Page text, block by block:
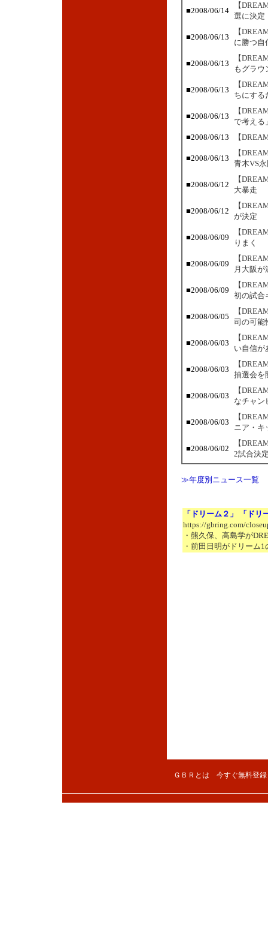
■2008/06/14
【
選に決定
■2008/06/13
【
に勝つ自
■2008/06/13
【
もグラウ
■2008/06/13
【
ちにする
■2008/06/13
【
で考える
■2008/06/13
【
■2008/06/13
【
青木VS
■2008/06/12
【
大暴走
■2008/06/12
【
が決定
■2008/06/09
【
りまく
■2008/06/09
【
月大阪が
■2008/06/09
【
初の試合
■2008/06/05
【
司の可能
■2008/06/03
【
い自信が
■2008/06/03
【
抽選会を
■2008/06/03
【
なチャン
■2008/06/03
【
ニア・キ
■2008/06/02
【
2試合決
≫年度別ニュース一覧
「ドリーム２」 「ドリ
https://gbring.com/
・熊久保、高島学が
・前田日明がドリーム
ＧＢＲとは 今すぐ無料登録